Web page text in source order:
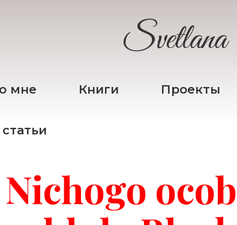
мне Книги Проекты
Nichogo